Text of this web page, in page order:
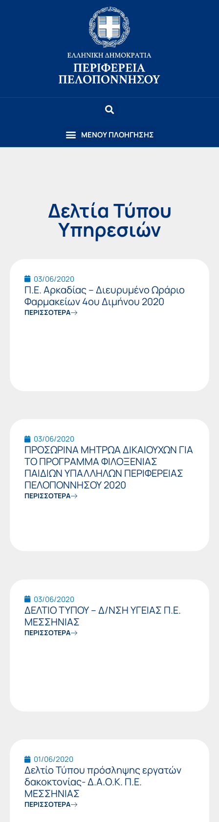
Δελτία Τύπου
Υπηρεσιών
03/06/2020
Π.Ε. Αρκαδίας – Διευρυμένο Ωράριο
Φαρμακείων 4ου Διμήνου 2020
ΠΕΡΙΣΣΟΤΕΡΑ
03/06/2020
ΠΡΟΣΩΡΙΝΑ ΜΗΤΡΩΑ ΔΙΚΑΙΟΥΧΩΝ ΓΙΑ
ΤΟ ΠΡΟΓΡΑΜΜΑ ΦΙΛΟΞΕΝΙΑΣ
ΠΑΙΔΙΩΝ ΥΠΑΛΛΗΛΩΝ ΠΕΡΙΦΕΡΕΙΑΣ
ΠΕΛΟΠΟΝΝΗΣΟΥ 2020
ΠΕΡΙΣΣΟΤΕΡΑ
03/06/2020
ΔΕΛΤΙΟ ΤΥΠΟΥ – Δ/ΝΣΗ ΥΓΕΙΑΣ Π.Ε.
ΜΕΣΣΗΝΙΑΣ
ΠΕΡΙΣΣΟΤΕΡΑ
01/06/2020
Δελτίο Τύπου πρόσληψης εργατών
δακοκτονίας- Δ.Α.Ο.Κ. Π.Ε.
ΜΕΣΣΗΝΙΑΣ
ΠΕΡΙΣΣΟΤΕΡΑ